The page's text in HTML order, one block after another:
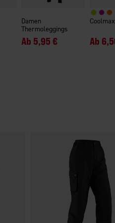
Damen
Thermoleggings
Ab 5,95 € Ab